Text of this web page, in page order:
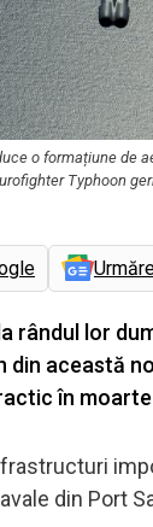
o formațiune de
Typhoon
rândul lor
această
în
din Port